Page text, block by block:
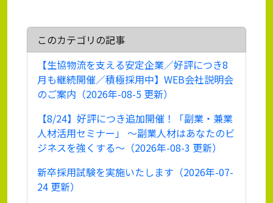
このカテゴリの記事
【生協物流を支える安定企業／好評につき8
月も継続開催／積極採用中】WEB会社説明会
のご案内（2026年-08-5 更新）
【8/24】好評につき追加開催！「副業・兼業
人材活用セミナー」 ～副業人材はあなたのビ
ジネスを強くする～（2026年-08-3 更新）
新卒採用試験を実施いたします（2026年-07-
24 更新）